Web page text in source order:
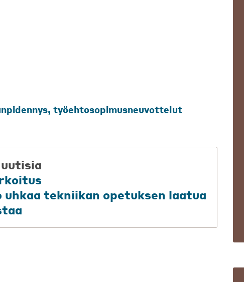
, työehtosopimusneuvottelut
uhkaa tekniikan opetuksen laatua